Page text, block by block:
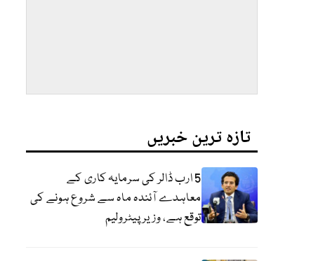
تازہ ترین خبریں
5 ارب ڈالر کی سرمایہ کاری کے
معاہدے آئندہ ماہ سے شروع ہونے کی
توقع ہے، وزیر پیٹرولیم